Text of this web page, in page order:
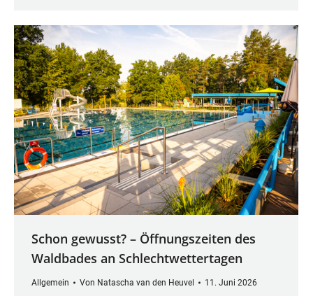
Schon gewusst? – Öffnungszeiten des
Waldbades an Schlechtwettertagen
Allgemein Von Natascha van den Heuvel 11. Juni 2026